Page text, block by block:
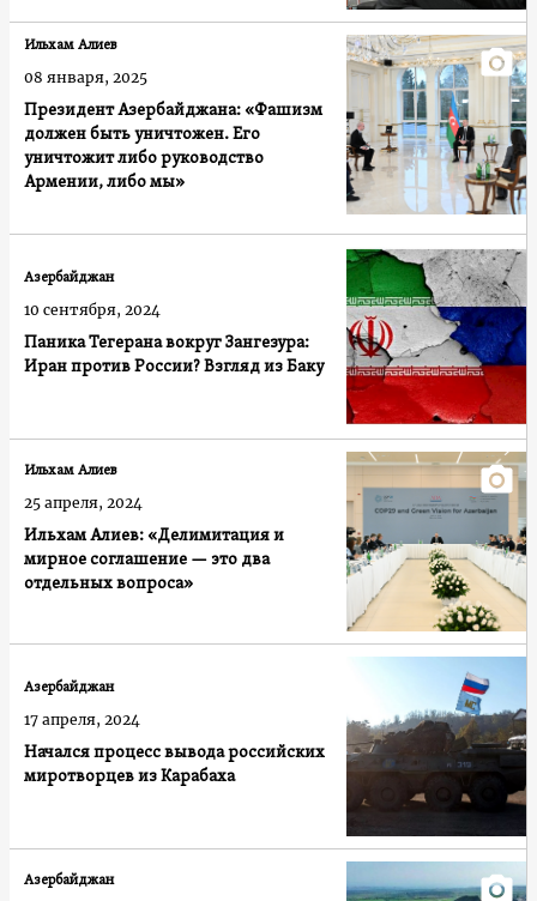
Президент Азербайджана: «Фашизм
должен быть уничтожен. Его
уничтожит либо руководство
Армении, либо мы»
Ильхам Алиев
08 января, 2025
Паника Тегерана вокруг Зангезура:
Иран против России? Взгляд из Баку
Азербайджан
10 сентября, 2024
Ильхам Алиев: «Делимитация и
мирное соглашение — это два
отдельных вопроса»
Ильхам Алиев
25 апреля, 2024
Начался процесс вывода российских
миротворцев из Карабаха
Азербайджан
17 апреля, 2024
Азербайджан